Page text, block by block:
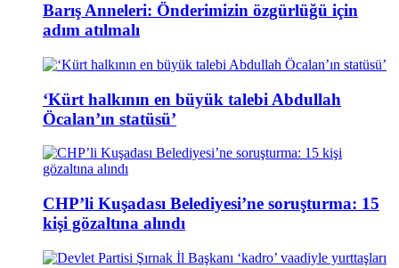
Barış Anneleri: Önderimizin özgürlüğü için
adım atılmalı
‘Kürt halkının en büyük talebi Abdullah
Öcalan’ın statüsü’
CHP’li Kuşadası Belediyesi’ne soruşturma: 15
kişi gözaltına alındı